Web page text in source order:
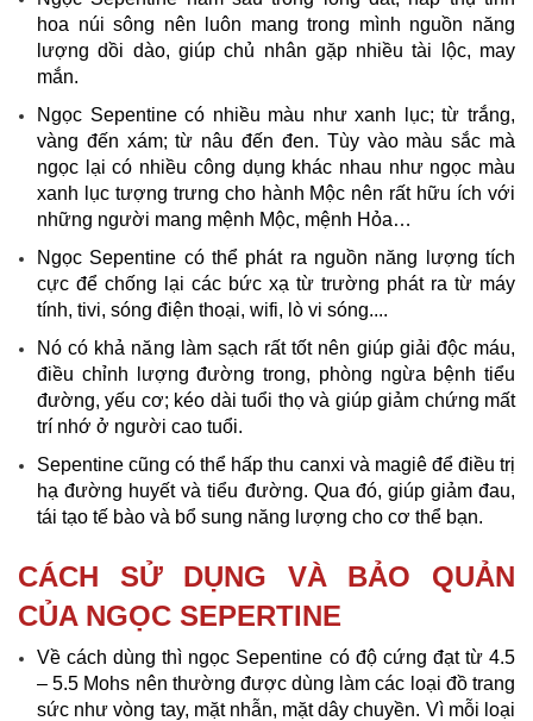
hoa núi sông nên luôn mang trong mình nguồn năng
lượng dồi dào, giúp chủ nhân gặp nhiều tài lộc, may
mắn.
Ngọc Sepentine có nhiều màu như xanh lục; từ trắng,
vàng đến xám; từ nâu đến đen. Tùy vào màu sắc mà
ngọc lại có nhiều công dụng khác nhau như ngọc màu
xanh lục tượng trưng cho hành Mộc nên rất hữu ích với
những người mang mệnh Mộc, mệnh Hỏa…
Ngọc Sepentine có thể phát ra nguồn năng lượng tích
cực để chống lại các bức xạ từ trường phát ra từ máy
tính, tivi, sóng điện thoại, wifi, lò vi sóng....
Nó có khả năng làm sạch rất tốt nên giúp giải độc máu,
điều chỉnh lượng đường trong, phòng ngừa bệnh tiểu
đường, yếu cơ; kéo dài tuổi thọ và giúp giảm chứng mất
trí nhớ ở người cao tuổi.
Sepentine cũng có thể hấp thu canxi và magiê để điều trị
hạ đường huyết và tiểu đường. Qua đó, giúp giảm đau,
tái tạo tế bào và bổ sung năng lượng cho cơ thể bạn.
CÁCH SỬ DỤNG VÀ BẢO QUẢN
CỦA NGỌC SEPERTINE
Về cách dùng thì ngọc Sepentine có độ cứng đạt từ 4.5
– 5.5 Mohs nên thường được dùng làm các loại đồ trang
sức như vòng tay, mặt nhẫn, mặt dây chuyền. Vì mỗi loại